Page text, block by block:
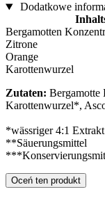
Dodatkowe
Bergamotten
Zitrone
Orange
Karottenwurzel
Zutaten: Bergamotte
Karottenwurzel*,
*wässriger 4:1 Extrakt
**Säuerungsmittel
Oceń ten produkt